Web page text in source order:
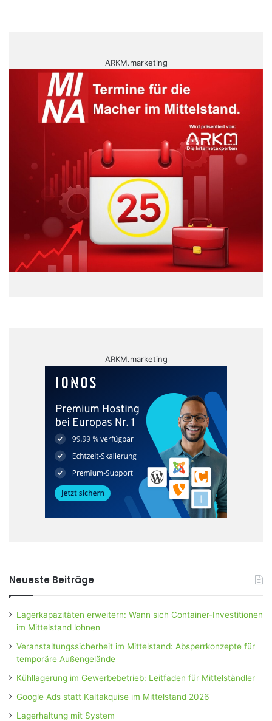
ARKM.marketing
ARKM.marketing
Neueste Beiträge
Lagerkapazitäten erweitern: Wann sich Container-Investitionen
im Mittelstand lohnen
Veranstaltungssicherheit im Mittelstand: Absperrkonzepte für
temporäre Außengelände
Kühllagerung im Gewerbebetrieb: Leitfaden für Mittelständler
Google Ads statt Kaltakquise im Mittelstand 2026
Lagerhaltung mit System